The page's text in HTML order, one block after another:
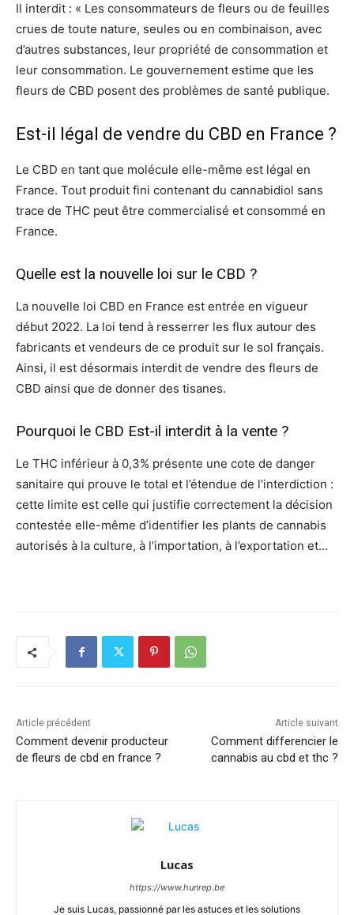
Il interdit : « Les consommateurs de fleurs ou de feuilles
crues de toute nature, seules ou en combinaison, avec
d’autres substances, leur propriété de consommation et
leur consommation. Le gouvernement estime que les
fleurs de CBD posent des problèmes de santé publique.
Est-il légal de vendre du CBD en France ?
Le CBD en tant que molécule elle-même est légal en
France. Tout produit fini contenant du cannabidiol sans
trace de THC peut être commercialisé et consommé en
France.
Quelle est la nouvelle loi sur le CBD ?
La nouvelle loi CBD en France est entrée en vigueur
début 2022. La loi tend à resserrer les flux autour des
fabricants et vendeurs de ce produit sur le sol français.
Ainsi, il est désormais interdit de vendre des fleurs de
CBD ainsi que de donner des tisanes.
Pourquoi le CBD Est-il interdit à la vente ?
Le THC inférieur à 0,3% présente une cote de danger
sanitaire qui prouve le total et l’étendue de l’interdiction :
cette limite est celle qui justifie correctement la décision
contestée elle-même d’identifier les plants de cannabis
autorisés à la culture, à l’importation, à l’exportation et…
Article précédent
Comment devenir producteur
de fleurs de cbd en france ?
Article suivant
Comment differencier le
cannabis au cbd et thc ?
Lucas
https://www.hunrep.be
Je suis Lucas, passionné par les astuces et les solutions